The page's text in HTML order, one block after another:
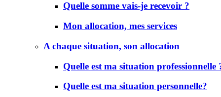
Quelle somme vais-je recevoir ?
Mon allocation, mes services
A chaque situation, son allocation
Quelle est ma situation professionnelle
Quelle est ma situation personnelle?